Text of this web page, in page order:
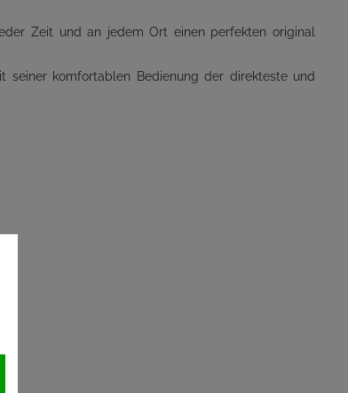
Zeit und an jedem Ort einen perfekten original
seiner komfortablen Bedienung der direkteste und